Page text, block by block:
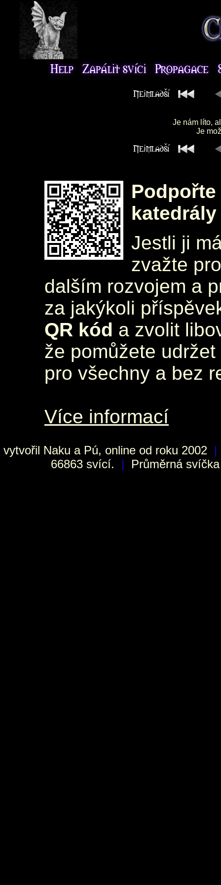
Je nám líto,
Je
katedrály
Jestli ji
zvažte
dalším rozvojem a
za jakýkoli
QR kód a zvolit
že pomůžete
pro všechny a bez
Více informací
vytvořil Naku a Pú, online od roku 2002 |
66863 svící.
| Průměrná